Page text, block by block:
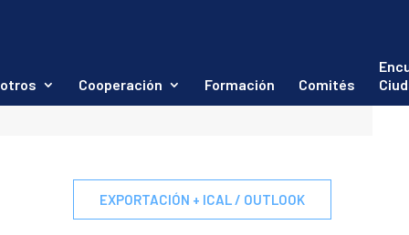
Cooperación Formación Comités
Municipales
EXPORTACIÓN + ICAL / OUTLOOK